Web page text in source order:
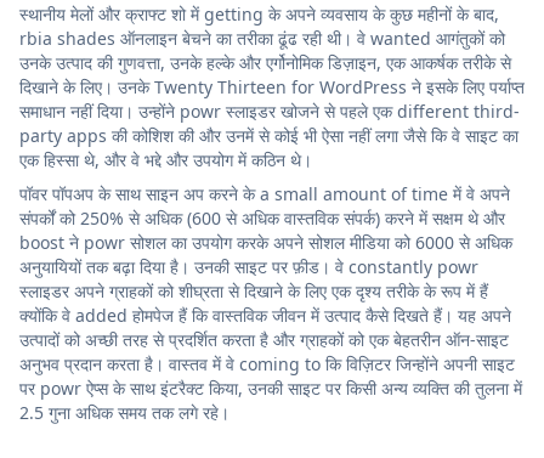
स्थानीय मेलों और क्राफ्ट शो में getting के अपने व्यवसाय के कुछ महीनों के बाद,
rbia shades ऑनलाइन बेचने का तरीका ढूंढ रही थी। वे wanted आगंतुकों को
उनके उत्पाद की गुणवत्ता, उनके हल्के और एर्गोनोमिक डिज़ाइन, एक आकर्षक तरीके से
दिखाने के लिए। उनके Twenty Thirteen for WordPress ने इसके लिए पर्याप्त
समाधान नहीं दिया। उन्होंने powr स्लाइडर खोजने से पहले एक different third-
party apps की कोशिश की और उनमें से कोई भी ऐसा नहीं लगा जैसे कि वे साइट का
एक हिस्सा थे, और वे भद्दे और उपयोग में कठिन थे।
पॉवर पॉपअप के साथ साइन अप करने के a small amount of time में वे अपने
संपर्कों को 250% से अधिक (600 से अधिक वास्तविक संपर्क) करने में सक्षम थे और
boost ने powr सोशल का उपयोग करके अपने सोशल मीडिया को 6000 से अधिक
अनुयायियों तक बढ़ा दिया है। उनकी साइट पर फ़ीड। वे constantly powr
स्लाइडर अपने ग्राहकों को शीघ्रता से दिखाने के लिए एक दृश्य तरीके के रूप में हैं
क्योंकि वे added होमपेज हैं कि वास्तविक जीवन में उत्पाद कैसे दिखते हैं। यह अपने
उत्पादों को अच्छी तरह से प्रदर्शित करता है और ग्राहकों को एक बेहतरीन ऑन-साइट
अनुभव प्रदान करता है। वास्तव में वे coming to कि विज़िटर जिन्होंने अपनी साइट
पर powr ऐप्स के साथ इंटरैक्ट किया, उनकी साइट पर किसी अन्य व्यक्ति की तुलना में
2.5 गुना अधिक समय तक लगे रहे।